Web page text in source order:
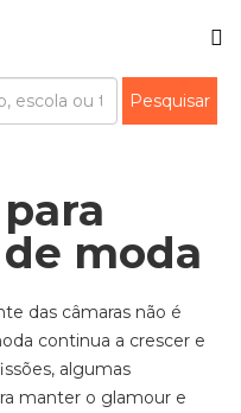
moda
das câmaras não é
continua a crescer e
algumas
manter o glamour e